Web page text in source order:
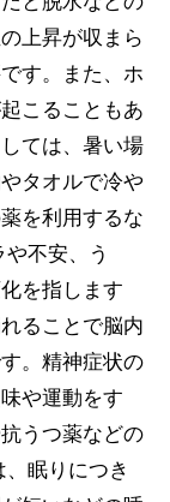
上昇が収まら
す。また、ホ
こることもあ
ては、暑い場
タオルで冷や
を利用するな
不安、う
を指します
ることで脳内
。精神症状の
や運動をす
うつ薬などの
眠りにつき